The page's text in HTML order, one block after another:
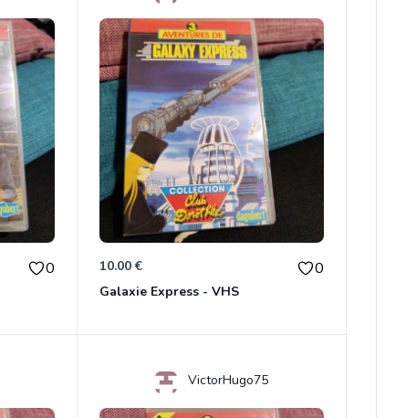
0 10.00 € 0
Galaxie Express - VHS
VictorHugo75